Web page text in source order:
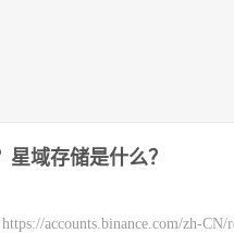
域存储是什么？
accounts.binance.com/zh-